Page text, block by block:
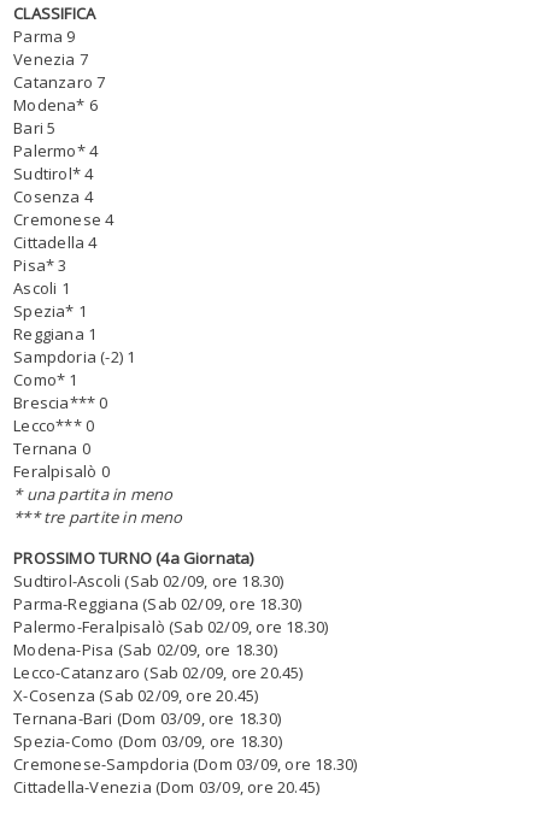
CLASSIFICA
Parma 9
Venezia 7
Catanzaro 7
Modena* 6
Bari 5
Palermo* 4
Sudtirol* 4
Cosenza 4
Cremonese 4
Cittadella 4
Pisa* 3
Ascoli 1
Spezia* 1
Reggiana 1
Sampdoria (-2) 1
Como* 1
Brescia*** 0
Lecco*** 0
Ternana 0
Feralpisalò 0
* una partita in meno
*** tre partite in meno
PROSSIMO TURNO (4a Giornata)
Sudtirol-Ascoli (Sab 02/09, ore 18.30)
Parma-Reggiana (Sab 02/09, ore 18.30)
Palermo-Feralpisalò (Sab 02/09, ore 18.30)
Modena-Pisa (Sab 02/09, ore 18.30)
Lecco-Catanzaro (Sab 02/09, ore 20.45)
X-Cosenza (Sab 02/09, ore 20.45)
Ternana-Bari (Dom 03/09, ore 18.30)
Spezia-Como (Dom 03/09, ore 18.30)
Cremonese-Sampdoria (Dom 03/09, ore 18.30)
Cittadella-Venezia (Dom 03/09, ore 20.45)